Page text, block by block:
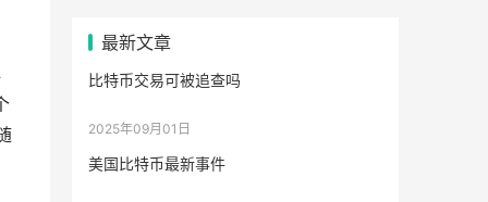
最新文章
比特币交易可被追查吗
2025年09月01日
美国比特币最新事件